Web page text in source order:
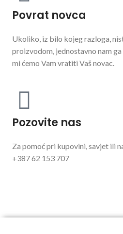
Povrat novca
Ukoliko, iz bilo kojeg razloga,
proizvodom, jednostavno nam
mi ćemo Vam vratiti Vaš novac.
Pozovite nas
Za pomoć pri kupovini, savjet ili
+387 62 153 707